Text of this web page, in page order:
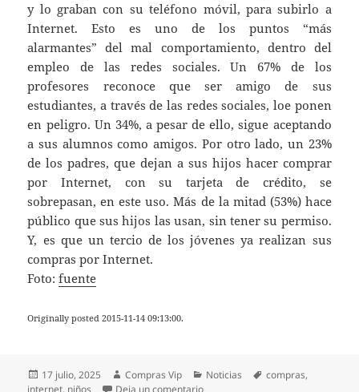
y lo graban con su teléfono móvil, para subirlo a
Internet. Esto es uno de los puntos “más
alarmantes” del mal comportamiento, dentro del
empleo de las redes sociales. Un 67% de los
profesores reconoce que ser amigo de sus
estudiantes, a través de las redes sociales, loe ponen
en peligro. Un 34%, a pesar de ello, sigue aceptando
a sus alumnos como amigos. Por otro lado, un 23%
de los padres, que dejan a sus hijos hacer comprar
por Internet, con su tarjeta de crédito, se
sobrepasan, en este uso. Más de la mitad (53%) hace
público que sus hijos las usan, sin tener su permiso.
Y, es que un tercio de los jóvenes ya realizan sus
compras por Internet.
Foto:fuente
Originally posted 2015-11-14 09:13:00.
Publicado
el
17 julio, 2025 Autor
Compras Vip Categorías
Noticias Etiquetas
compras,
internet, niños Deja un comentarioen El 53% de los padres admiten